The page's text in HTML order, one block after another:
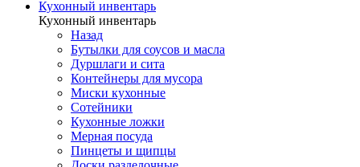
Кухонный инвентарь
Кухонный инвентарь
Назад
Бутылки для соусов и масла
Дуршлаги и сита
Контейнеры для мусора
Миски кухонные
Сотейники
Кухонные ложки
Мерная посуда
Пинцеты и щипцы